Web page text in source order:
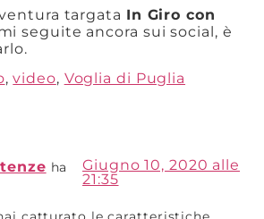
targata In Giro con
seguite ancora sui social, è
,video, Voglia di Puglia
ha
Giugno 10, 2020 alle
21:35